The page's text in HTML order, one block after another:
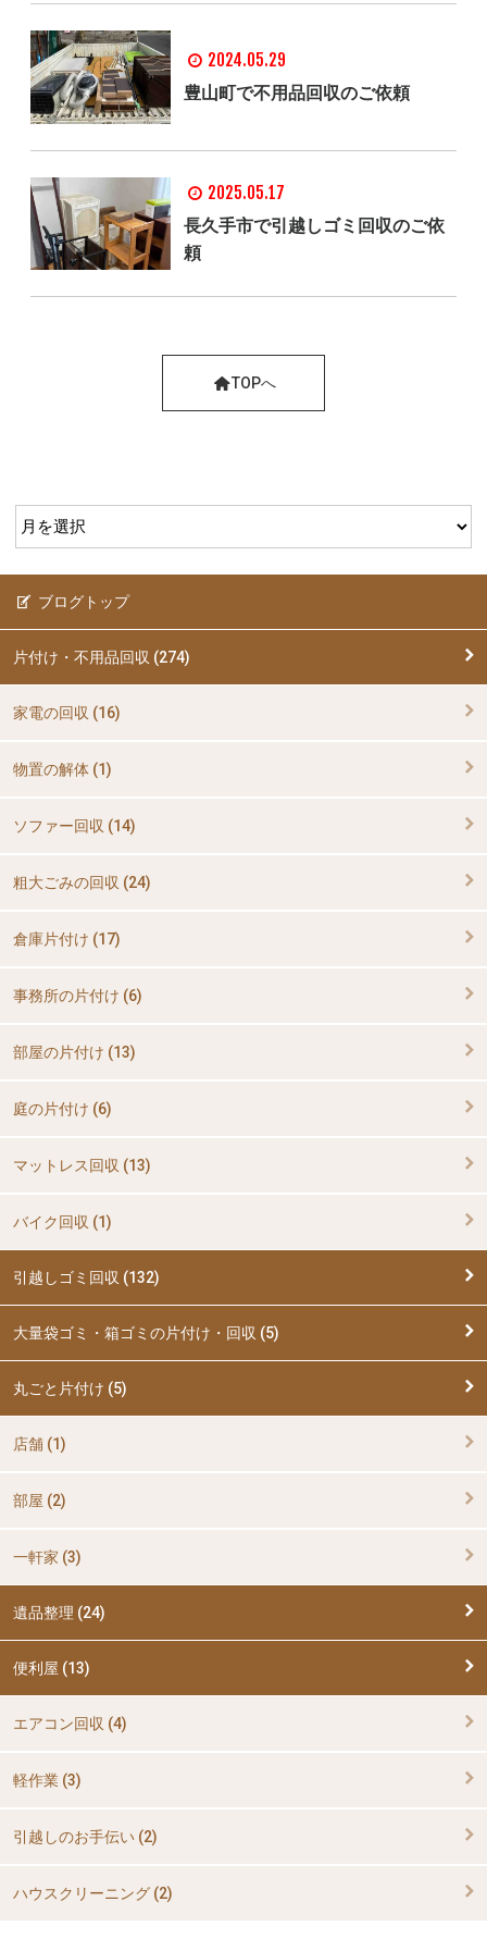
2024.05.29
豊山町で不用品回収のご依頼
2025.05.17
長久手市で引越しゴミ回収のご依
頼
TOPへ
ブログトップ
片付け・不用品回収 (274)
家電の回収 (16)
物置の解体 (1)
ソファー回収 (14)
粗大ごみの回収 (24)
倉庫片付け (17)
事務所の片付け (6)
部屋の片付け (13)
庭の片付け (6)
マットレス回収 (13)
バイク回収 (1)
引越しゴミ回収 (132)
大量袋ゴミ・箱ゴミの片付け・回収 (5)
丸ごと片付け (5)
店舗 (1)
部屋 (2)
一軒家 (3)
遺品整理 (24)
便利屋 (13)
エアコン回収 (4)
軽作業 (3)
引越しのお手伝い (2)
ハウスクリーニング (2)